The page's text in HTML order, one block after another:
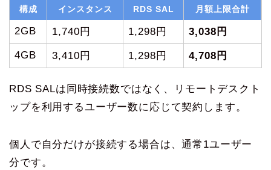
構成 インスタンス RDS SAL 月額上限合計
2GB 1,740円 1,298円 3,038円
4GB 3,410円 1,298円 4,708円
RDS SALは同時接続数ではなく、リモートデスクト
ップを利用するユーザー数に応じて契約します。
個人で自分だけが接続する場合は、通常1ユーザー
分です。